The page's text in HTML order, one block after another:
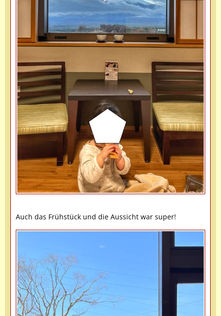
Auch das Frühstück und die Aussicht war super!